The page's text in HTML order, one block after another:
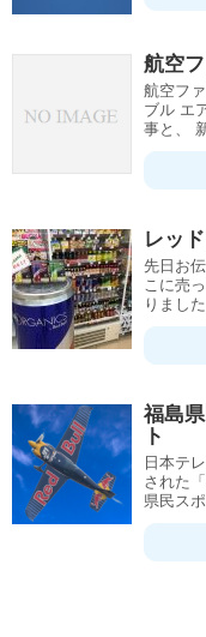
航空
航空フ
ブル エ
事と、
レッ
先日お
こに売
りまし
福島
ト
日本テ
された
県民ス